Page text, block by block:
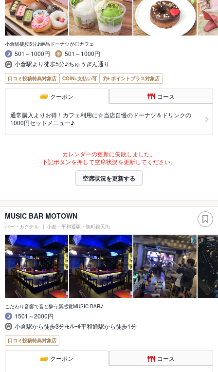
小倉駅徒歩5分♪絶品ドーナツが◎カフェ
501～1000円
501～1000円
小倉駅より徒歩5分♪ちゅうぎん通り
口コミ投稿特典対象店 COIN+支払い可 ポイントプラス対象店
クーポン コース
通常購入よりお得！カフェ利用に☆当店自慢のドーナツ＆ドリンクの
1000円セットメニュー♪
カレンダーの更新に失敗しました。
下記ボタンを押して空席状況を更新してください。
空席状況を更新する
MUSIC BAR MOTOWN
バー・カクテル 小倉・平和通駅・魚町銀天街
こだわり音響で音と酔う新感覚MUSIC BAR♪
1501～2000円
小倉駅から徒歩3分/ﾓﾉﾚｰﾙ平和通駅から徒歩1分
口コミ投稿特典対象店
クーポン コース